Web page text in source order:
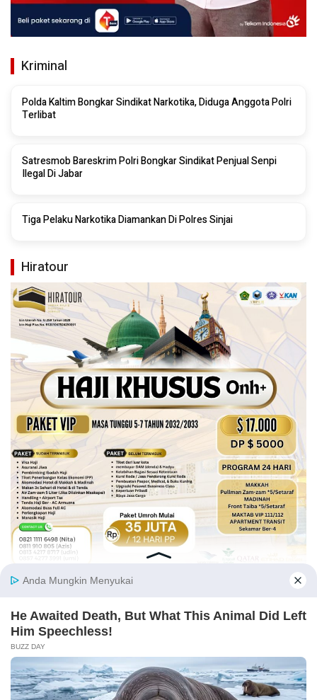
Kriminal
Polda Kaltim Bongkar Sindikat Narkotika, Diduga Anggota Polri
Terlibat
Satresmob Bareskrim Polri Bongkar Sindikat Penjual Senpi
Ilegal Di Jabar
Tiga Pelaku Narkotika Diamankan Di Polres Sinjai
Hiratour
Tentang Kami Kontak Kami
Struktur
Pedoman Media Siber
Panduan Kebijakan
Disclaimer